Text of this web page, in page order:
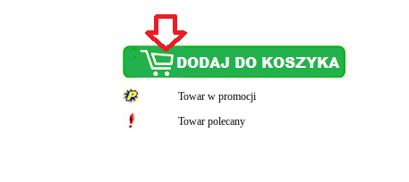
Towar w promocji
Towar polecany